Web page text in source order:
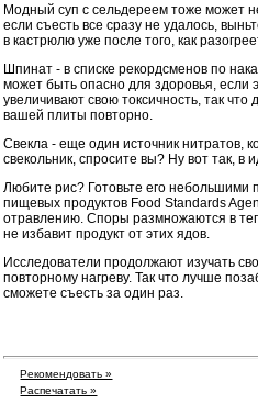
Модный суп с сельдереем тоже может
если съесть все сразу не удалось,
в кастрюлю уже после того, как
Шпинат - в списке рекордсменов по
может быть опасно для здоровья, если
увеличивают свою токсичность, так
вашей плиты повторно.
Свекла - еще один источник нитратов,
свекольник, спросите вы? Ну вот так, в
Любите рис? Готовьте его небольшими
пищевых продуктов Food Standards
отравлению. Споры размножаются в
не избавит продукт от этих ядов.
Исследователи продолжают изучать
повторному нагреву. Так что лучше
сможете съесть за один раз.
Рекомендовать »
Распечатать »